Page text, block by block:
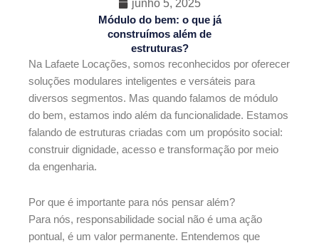
junho 5, 2025
Módulo do bem: o que já
construímos além de
estruturas?
Na Lafaete Locações, somos reconhecidos por oferecer
soluções modulares inteligentes e versáteis para
diversos segmentos. Mas quando falamos de módulo
do bem, estamos indo além da funcionalidade. Estamos
falando de estruturas criadas com um propósito social:
construir dignidade, acesso e transformação por meio
da engenharia.
Por que é importante para nós pensar além?
Para nós, responsabilidade social não é uma ação
pontual, é um valor permanente. Entendemos que